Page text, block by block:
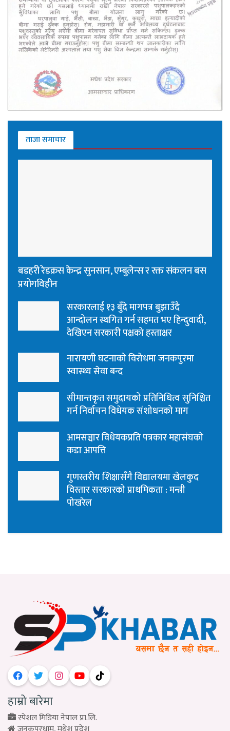
ताजा समाचार
बडहरी रेडक्रस केन्द्र सुनसान, एम्बुलेन्स र रक्त संकलन बस
प्रयोगविहीन
सरकारलाई १३ बुँदे मागपत्र बुझाउँदै
आन्दोलन स्थगित गर्न सहमत भए हिन्दुवादी,
देखिएन सरकारी पक्षको हस्ताक्षर
नारायणी घटनाको विरोधमा जनकपुरमा
स्वास्थ्य सेवा बन्द
सीमान्तकृत समुदायको प्रतिनिधित्व सुनिश्चित
गर्न निर्वाचन विधेयक संशोधनको माग
आमसञ्चार विधेयकप्रति पत्रकार महासंघको
कडा आपत्ति
गुणस्तरीय शिक्षासँगै विद्यालयमा खेलकुद
विस्तार सरकारको प्राथमिकता : मन्त्री
पोखरेल
हाम्रो बारेमा
स्पेशल मिडिया नेपाल प्रा.लि.